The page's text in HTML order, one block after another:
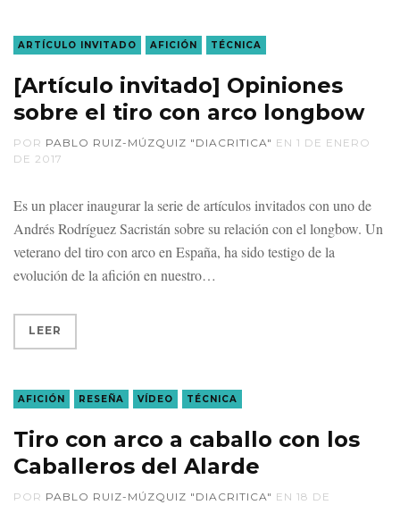
ARTÍCULO INVITADO AFICIÓN TÉCNICA
[Artículo invitado] Opiniones
sobre el tiro con arco longbow
POR PABLO RUIZ-MÚZQUIZ "DIACRITICA" EN 1 DE ENERO
DE 2017
Es un placer inaugurar la serie de artículos invitados con uno de
Andrés Rodríguez Sacristán sobre su relación con el longbow. Un
veterano del tiro con arco en España, ha sido testigo de la
evolución de la afición en nuestro
LEER
AFICIÓN RESEÑA VÍDEO TÉCNICA
Tiro con arco a caballo con los
Caballeros del Alarde
POR PABLO RUIZ-MÚZQUIZ "DIACRITICA" EN 18 DE